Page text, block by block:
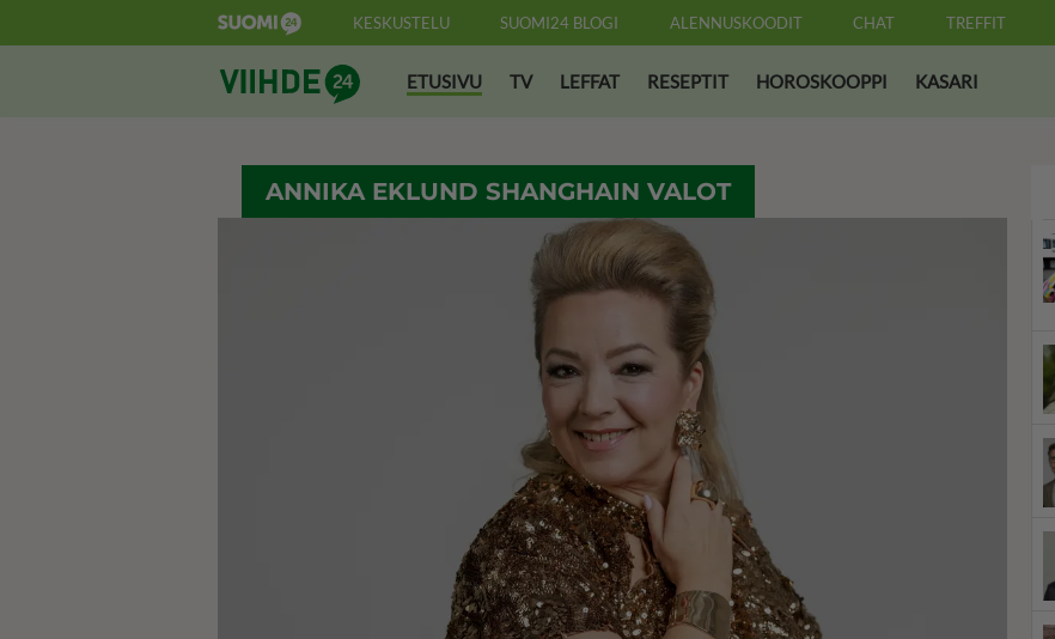
KESKUSTELU SUOMI24 BLOGI ALENNUSKOODIT CHAT TREFFIT
Suomi24 ViihdeETUSIVU TV LEFFAT RESEPTIT HOROSKOOPPI KASARI
ANNIKA EKLUND SHANGHAIN VALOT